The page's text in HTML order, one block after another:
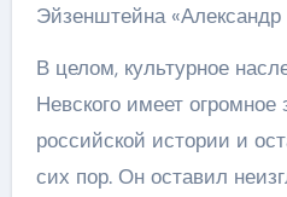
Эйзенштейна «Александр
В целом, культурное
Невского имеет огромное
российской истории и
сих пор. Он оставил